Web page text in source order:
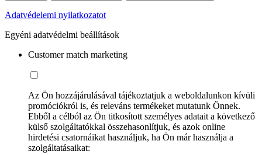
Adatvédelemi nyilatkozatot
Egyéni adatvédelmi beállítások
Customer match marketing
Az Ön hozzájárulásával tájékoztatjuk a weboldalunkon kívüli
promóciókról is, és releváns termékeket mutatunk Önnek.
Ebből a célból az Ön titkosított személyes adatait a következő
külső szolgáltatókkal összehasonlítjuk, és azok online
hirdetési csatornáikat használjuk, ha Ön már használja a
szolgáltatásaikat: